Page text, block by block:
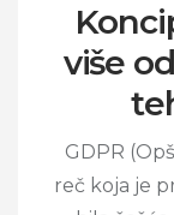
više
GDPR
reč koja je